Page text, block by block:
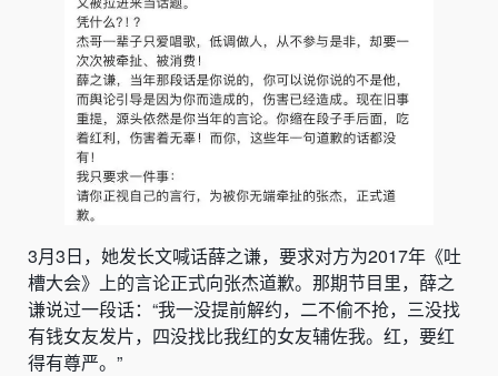
3月3日，她发长文喊话薛之谦，要求对方为2017年《吐
槽大会》上的言论正式向张杰道歉。那期节目里，薛之
谦说过一段话：“我一没提前解约，二不偷不抢，三没找
有钱女友发片，四没找比我红的女友辅佐我。红，要红
得有尊严。”